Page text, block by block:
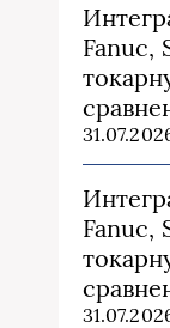
Fanuc,
Fanuc,